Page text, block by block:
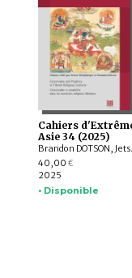
Cahiers
Asie 34 (2025)
Brandon DOTSON,
40,00 €
2025
• Disponible